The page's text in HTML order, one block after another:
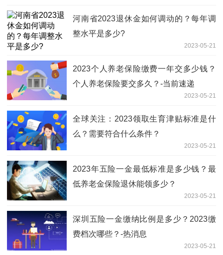
河南省2023退休金如何调动的？每年调
整水平是多少?
2023-05-21
2023个人养老保险缴费一年交多少钱？
个人养老保险要交多久？-当前速递
2023-05-21
全球关注：2023领取生育津贴标准是什
么？需要符合什么条件？
2023-05-21
2023年五险一金最低标准是多少钱？最
低养老金保险退休能领多少？
2023-05-21
深圳五险一金缴纳比例是多少？2023缴
费档次哪些？-热消息
2023-05-21